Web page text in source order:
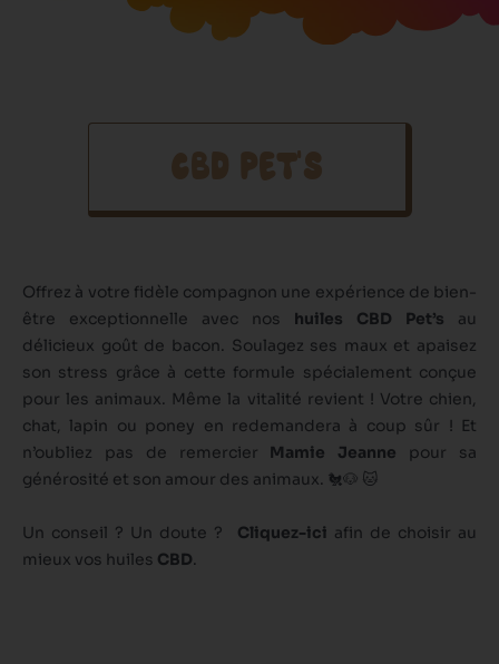
CBD PET'S
Offrez à votre fidèle compagnon une expérience de bien-
être exceptionnelle avec nos huiles CBD Pet’s au
délicieux goût de bacon. Soulagez ses maux et apaisez
son stress grâce à cette formule spécialement conçue
pour les animaux. Même la vitalité revient ! Votre chien,
chat, lapin ou poney en redemandera à coup sûr ! Et
n’oubliez pas de remercier Mamie Jeanne pour sa
générosité et son amour des animaux. 🐔🐶 🐱
Un conseil ? Un doute ? Cliquez-ici afin de choisir au
mieux vos huiles CBD.